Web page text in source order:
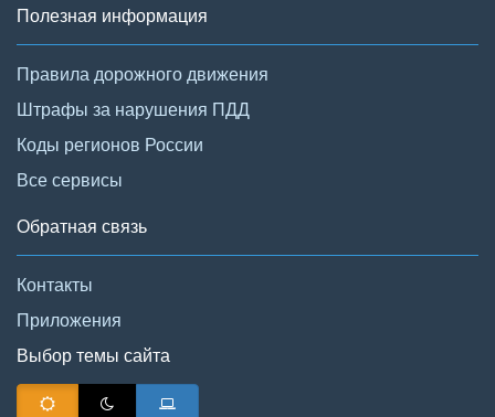
Полезная информация
Правила дорожного движения
Штрафы за нарушения ПДД
Коды регионов России
Все сервисы
Обратная связь
Контакты
Приложения
Выбор темы сайта